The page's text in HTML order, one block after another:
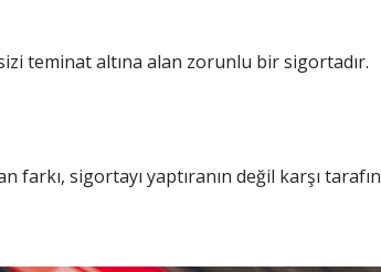
teminat altına alan zorunlu bir sigortadır.
farkı, sigortayı yaptıranın değil karşı tarafın